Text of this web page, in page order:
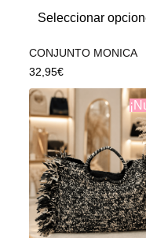
Seleccionar
CONJUNTO MONICA
32,95€